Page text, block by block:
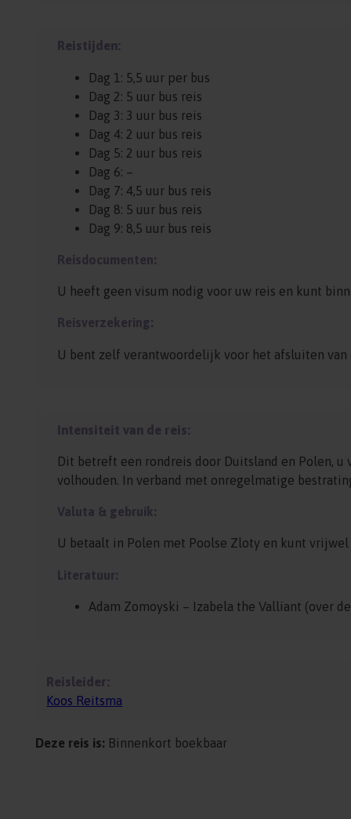
Reistijden:
Dag 1: 5,5 uur per bus
Dag 2: 5 uur bus reis
Dag 3: 3 uur bus reis
Dag 4: 2 uur bus reis
Dag 5: 2 uur bus reis
Dag 6: –
Dag 7: 4,5 uur bus reis
Dag 8: 5 uur bus reis
Dag 9: 8,5 uur bus reis
Reisdocumenten:
U heeft geen visum nodig voor uw reis en kunt
Reisverzekering:
U bent zelf verantwoordelijk voor het afsluiten
Intensiteit van de reis:
Dit betreft een rondreis door Duitsland en Polen,
volhouden. In verband met onregelmatige
Valuta & gebruik:
U betaalt in Polen met Poolse Zloty en kunt
Literatuur:
Adam Zomoyski – Izabela the Valliant (over
Reisleider:
Koos Reitsma
Deze reis is: Binnenkort boekbaar